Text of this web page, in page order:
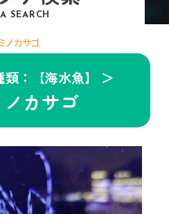
SEARCH
ノカサゴ
類：【海水魚】 ＞
カサゴ